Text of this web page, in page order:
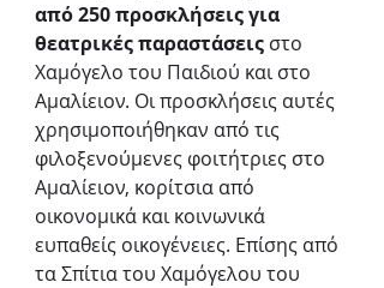
από 250 προσκλήσεις για
θεατρικές παραστάσεις στο
Χαμόγελο του Παιδιού και στο
Αμαλίειον. Οι προσκλήσεις αυτές
χρησιμοποιήθηκαν από τις
φιλοξενούμενες φοιτήτριες στο
Αμαλίειον, κορίτσια από
οικονομικά και κοινωνικά
ευπαθείς οικογένειες. Επίσης από
τα Σπίτια του Χαμόγελου του